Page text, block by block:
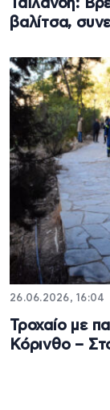
Ταϊλάνδη:
βαλίτσα,
26.06.2026, 16:04
Τροχαίο με
Κόρινθο –